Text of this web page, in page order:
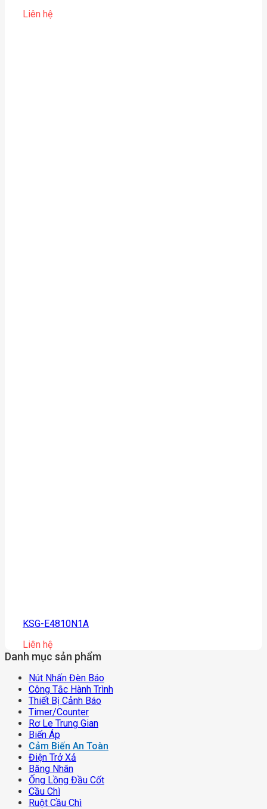
Liên hệ
KSG-E4810N1A
Liên hệ
Danh mục sản phẩm
Nút Nhấn Đèn Báo
Công Tắc Hành Trình
Thiết Bị Cảnh Báo
Timer/counter
Rơ Le Trung Gian
Biến Áp
Cảm Biến An Toàn
Điện Trở Xả
Băng Nhãn
Ống Lồng Đầu Cốt
Cầu Chì
Ruột Cầu Chì